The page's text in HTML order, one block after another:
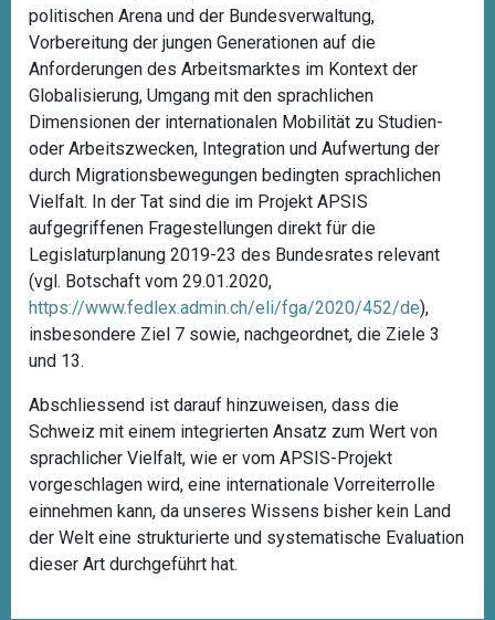
politischen Arena und der Bundesverwaltung,
Vorbereitung der jungen Generationen auf die
Anforderungen des Arbeitsmarktes im Kontext der
Globalisierung, Umgang mit den sprachlichen
Dimensionen der internationalen Mobilität zu Studien-
oder Arbeitszwecken, Integration und Aufwertung der
durch Migrationsbewegungen bedingten sprachlichen
Vielfalt. In der Tat sind die im Projekt APSIS
aufgegriffenen Fragestellungen direkt für die
Legislaturplanung 2019-23 des Bundesrates relevant
(vgl. Botschaft vom 29.01.2020,
https://www.fedlex.admin.ch/eli/fga/2020/452/de),
insbesondere Ziel 7 sowie, nachgeordnet, die Ziele 3
und 13.
Abschliessend ist darauf hinzuweisen, dass die
Schweiz mit einem integrierten Ansatz zum Wert von
sprachlicher Vielfalt, wie er vom APSIS-Projekt
vorgeschlagen wird, eine internationale Vorreiterrolle
einnehmen kann, da unseres Wissens bisher kein Land
der Welt eine strukturierte und systematische Evaluation
dieser Art durchgeführt hat.